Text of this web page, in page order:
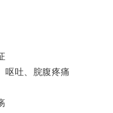
呕吐、脘腹疼痛